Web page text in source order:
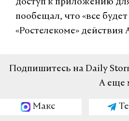
доступ к приложению
пообещал, что «все
«Ростелекоме»
Подпишитесь на Daily
А еще
Макс